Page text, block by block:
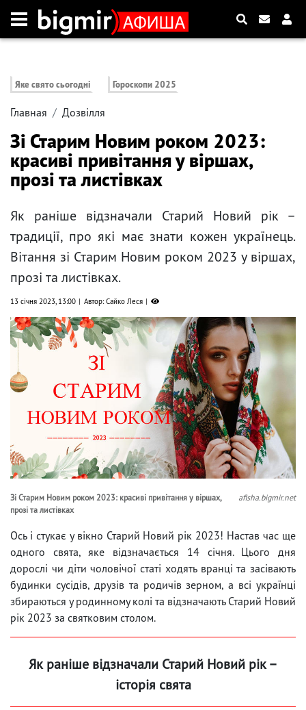
Яке свято сьогодні Гороскопи 2025
Главная Дозвілля
Зі Старим Новим роком 2023:
красиві привітання у віршах,
прозі та листівках
Як раніше відзначали Старий Новий рік –
традиції, про які має знати кожен українець.
Вітання зі Старим Новим роком 2023 у віршах,
прозі та листівках.
13 січня 2023, 13:00 Автор: Сайко Леся
Зі Старим Новим роком 2023: красиві привітання у віршах,
прозі та листівках
afisha.bigmir.net
Ось і стукає у вікно Старий Новий рік 2023! Настав час ще
одного свята, яке відзначається 14 січня. Цього дня
дорослі чи діти чоловічої статі ходять вранці та засівають
будинки сусідів, друзів та родичів зерном, а всі українці
збираються у родинному колі та відзначають Старий Новий
рік 2023 за святковим столом.
Як раніше відзначали Старий Новий рік –
історія свята